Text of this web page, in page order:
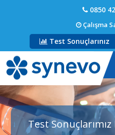
0850
Çalışma
Test Sonuçlarınız
Test